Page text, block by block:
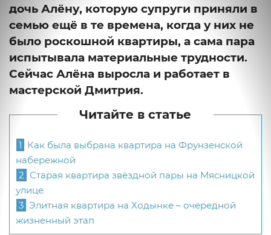
дочь Алёну, которую супруги приняли в
семью ещё в те времена, когда у них не
было роскошной квартиры, а сама пара
испытывала материальные трудности.
Сейчас Алёна выросла и работает в
мастерской Дмитрия.
Читайте в статье
1 Как была выбрана квартира на Фрунзенской
набережной
2 Старая квартира звёздной пары на Мясницкой
улице
3 Элитная квартира на Ходынке – очередной
жизненный этап